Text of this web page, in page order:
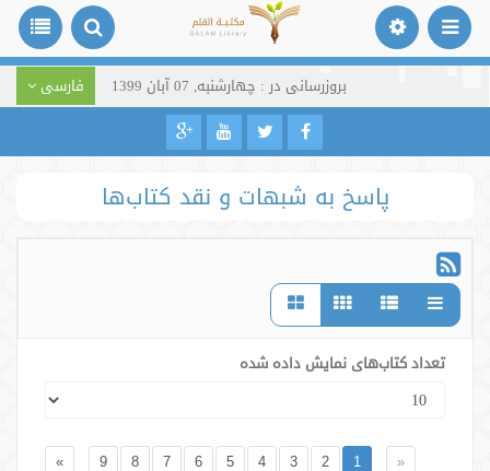
بروزرسانی در : چهارشنبه, 07 آبان 1399 فارسی
پاسخ به شبهات و نقد کتاب‌ها
تعداد کتاب‌های نمایش داده شده
«
1
2
3
4
5
6
7
8
9
»